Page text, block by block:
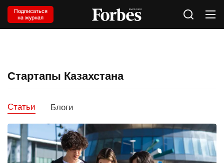
Подписаться
на журнал
Стартапы Казахстана
Статьи Блоги